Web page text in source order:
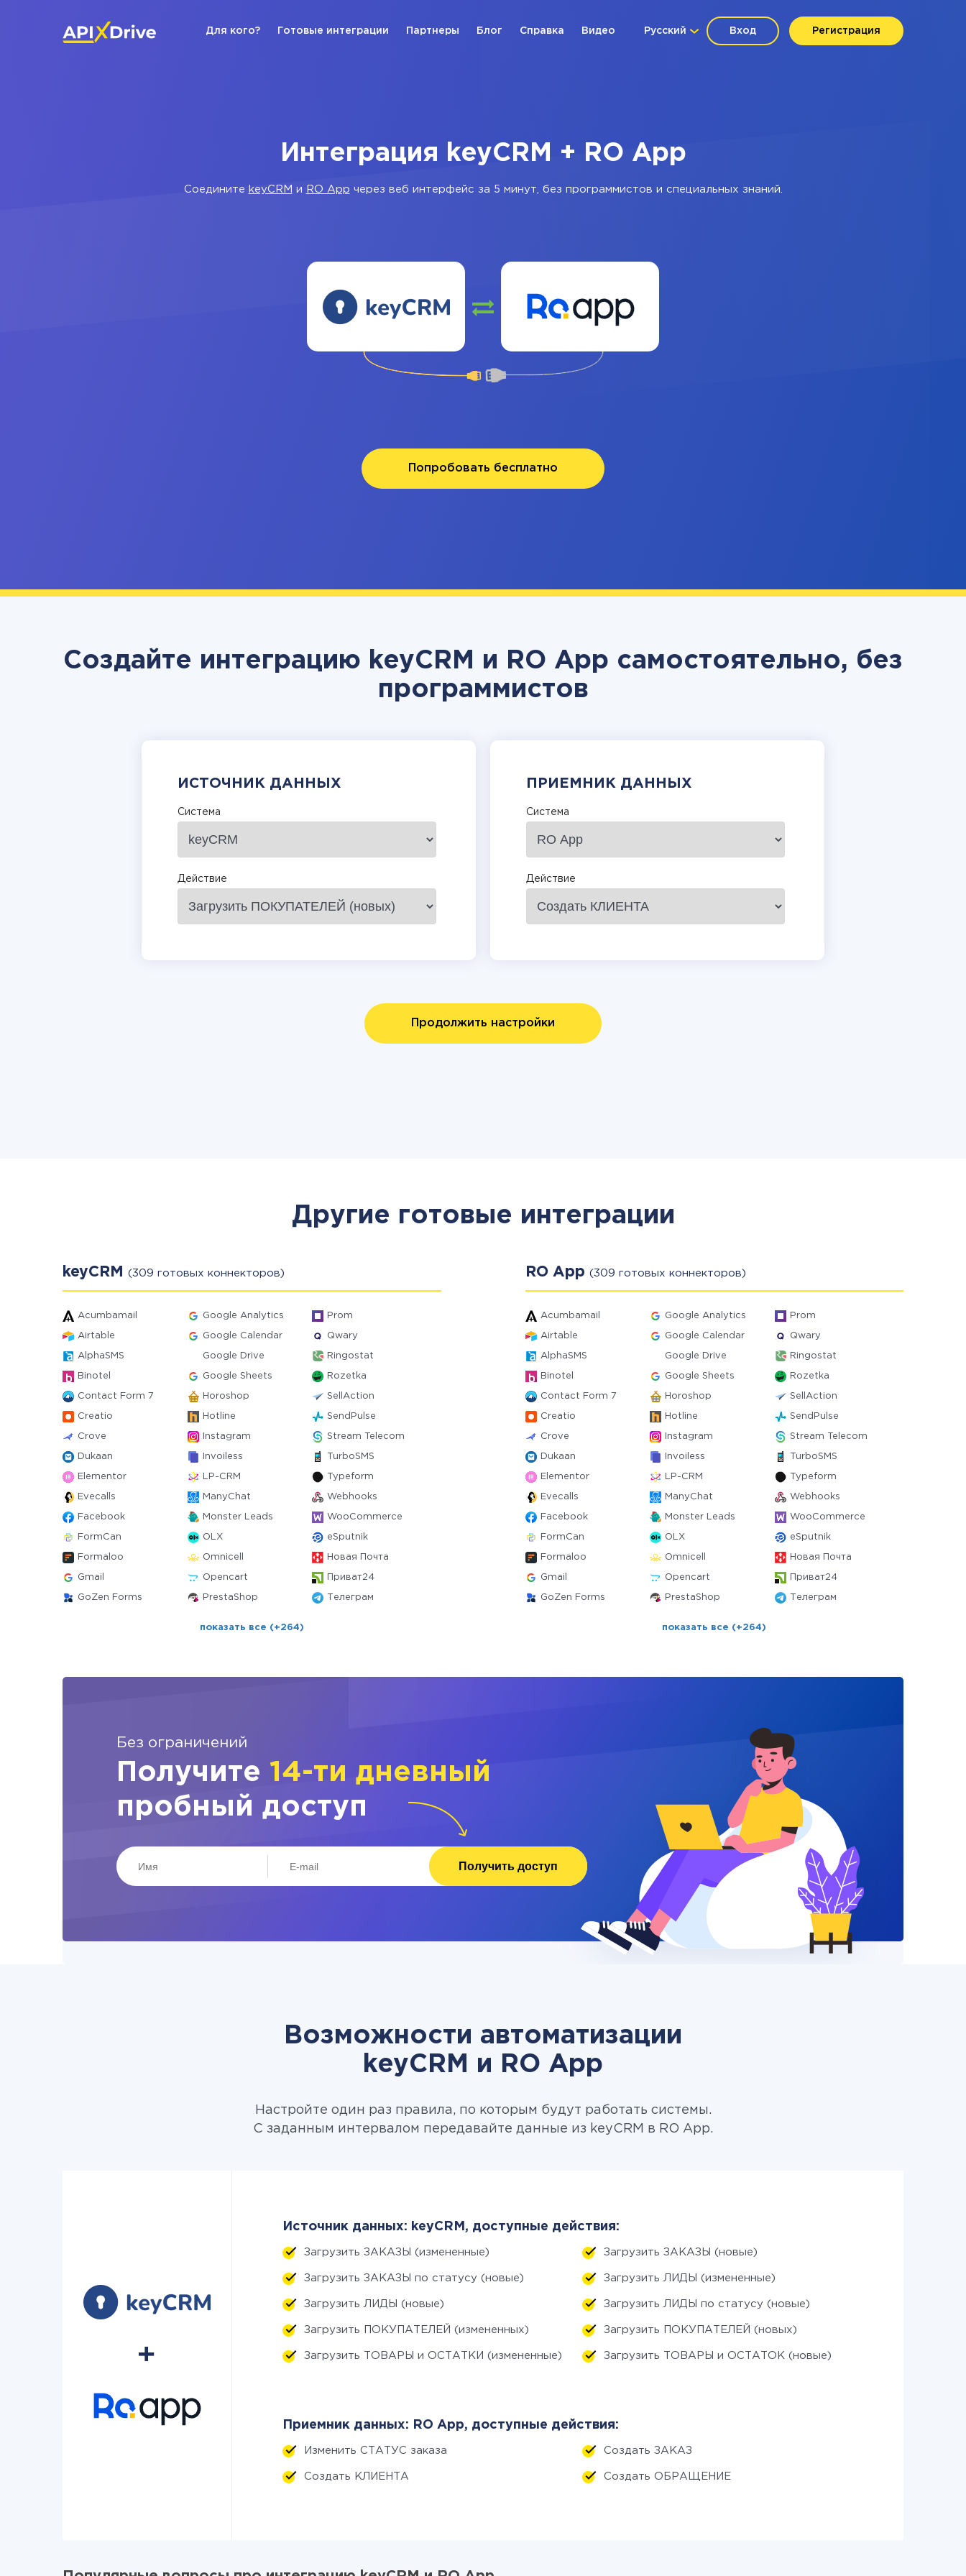
Вход Регистрация
Русский
Для кого? Готовые интеграции Партнеры Блог Справка Видео
Интеграция keyCRM + RO App
Соедините keyCRM и RO App через веб интерфейс за 5 минут, без программистов и специальных знаний.
Попробовать бесплатно
Создайте интеграцию keyCRM и RO App самостоятельно, без
программистов
ИСТОЧНИК ДАННЫХ
Система
Действие
ПРИЕМНИК ДАННЫХ
Система
Действие
Продолжить настройки
Другие готовые интеграции
keyCRM (309 готовых коннекторов)
Acumbamail Google Analytics Prom
Airtable Google Calendar Qwary
AlphaSMS Google Drive Ringostat
Binotel Google Sheets Rozetka
Contact Form 7 Horoshop SellAction
Creatio Hotline SendPulse
Crove Instagram Stream Telecom
Dukaan Invoiless TurboSMS
Elementor LP-CRM Typeform
Evecalls ManyChat Webhooks
Facebook Monster Leads WooCommerce
FormCan OLX eSputnik
Formaloo Omnicell Новая Почта
Gmail Opencart Приват24
GoZen Forms PrestaShop Телеграм
показать все (+264)
RO App (309 готовых коннекторов)
Acumbamail Google Analytics Prom
Airtable Google Calendar Qwary
AlphaSMS Google Drive Ringostat
Binotel Google Sheets Rozetka
Contact Form 7 Horoshop SellAction
Creatio Hotline SendPulse
Crove Instagram Stream Telecom
Dukaan Invoiless TurboSMS
Elementor LP-CRM Typeform
Evecalls ManyChat Webhooks
Facebook Monster Leads WooCommerce
FormCan OLX eSputnik
Formaloo Omnicell Новая Почта
Gmail Opencart Приват24
GoZen Forms PrestaShop Телеграм
показать все (+264)
Без ограничений
Получите 14-ти дневный
пробный доступ
Получить доступ
Возможности автоматизации
keyCRM и RO App
Настройте один раз правила, по которым будут работать системы.
С заданным интервалом передавайте данные из keyCRM в RO App.
Источник данных: keyCRM, доступные действия:
Загрузить ЗАКАЗЫ (измененные) Загрузить ЗАКАЗЫ (новые)
Загрузить ЗАКАЗЫ по статусу (новые) Загрузить ЛИДЫ (измененные)
Загрузить ЛИДЫ (новые) Загрузить ЛИДЫ по статусу (новые)
Загрузить ПОКУПАТЕЛЕЙ (измененных) Загрузить ПОКУПАТЕЛЕЙ (новых)
Загрузить ТОВАРЫ и ОСТАТКИ (измененные) Загрузить ТОВАРЫ и ОСТАТОК (новые)
Приемник данных: RO App, доступные действия:
Изменить СТАТУС заказа Создать ЗАКАЗ
Создать КЛИЕНТА Создать ОБРАЩЕНИЕ